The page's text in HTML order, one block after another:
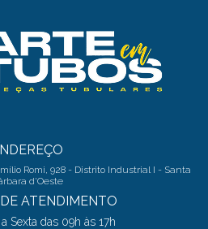
Romi, 928 - Distrito Industrial I - Santa
d'Oeste
ATENDIMENTO
Sexta das 09h às 17h